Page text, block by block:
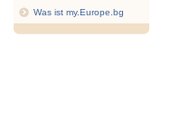
Was ist my.Europe.bg